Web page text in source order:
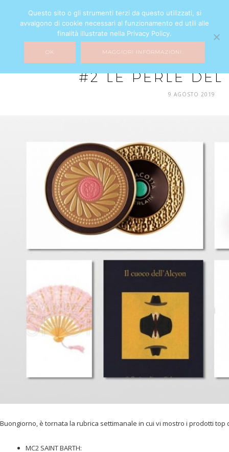
#2 LE PERLE DEL
9 AGOSTO 2019
Buongiorno, è tornata la rubrica settimanale in cui vi mostro i prodotti top
MC2 SAINT BARTH:
Questo sito o gli strumenti terzi da questo utilizzati, si
avvalgono di cookie necessari al funzionamento ed utili alle
finalità illustrate nella Privacy Policy.
OK MAGGIORI INFORMAZIONI.